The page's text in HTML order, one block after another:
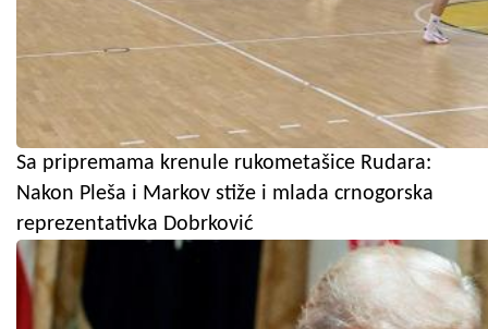
Sa pripremama krenule rukometašice Rudara:
Nakon Pleša i Markov stiže i mlada crnogorska
reprezentativka Dobrković